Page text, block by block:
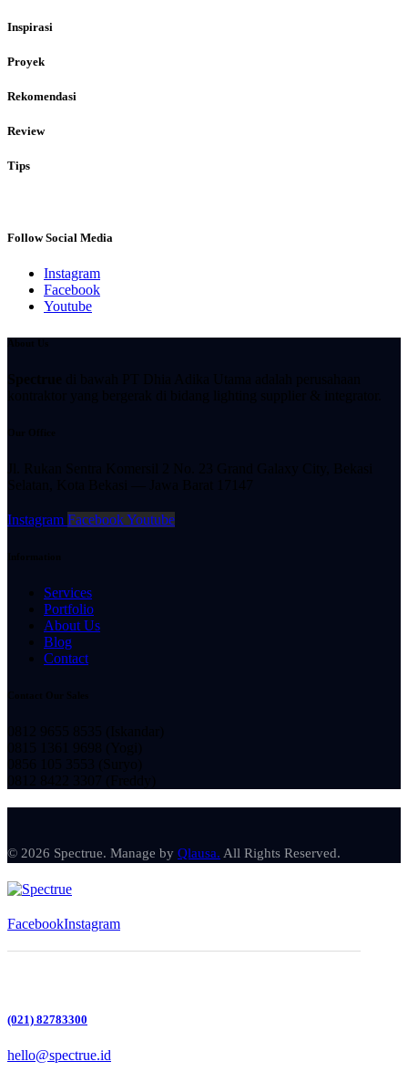
Inspirasi
Proyek
Rekomendasi
Review
Tips
Follow Social Media
Instagram
Facebook
Youtube
Instagram FacebookYoutube
Services
Portfolio
About Us
Blog
Contact
© 2026 Spectrue. Manage by Qlausa. All Rights Reserved.
FacebookInstagram
(021) 82783300
hello@spectrue.id